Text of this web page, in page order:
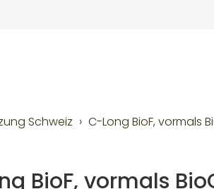
Schweiz C-Long BioF, vormals
BioF, vormals